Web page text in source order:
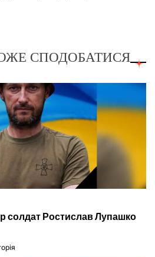
СПОДОБАТИСЯ
солдат Ростислав Лупашко